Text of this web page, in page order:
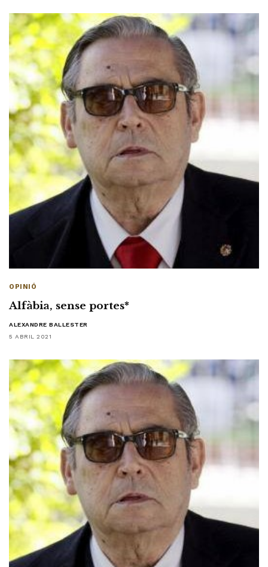
OPINIÓ
Alfàbia, sense portes*
ALEXANDRE BALLESTER
5 ABRIL 2021